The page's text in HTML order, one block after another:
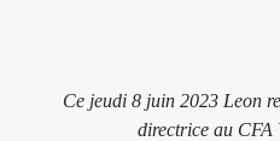
Ce jeudi 8 juin 2023 Leon
directrice au CFA